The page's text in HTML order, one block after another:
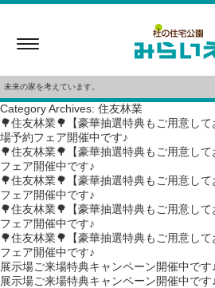
Toggle
未来の家を考えています。
Category Archives: 住友林業
🌳住友林業🌳【豪華抽選特典もご用意し
場予約フェア開催中です♪
🌳住友林業🌳【豪華抽選特典もご用意し
フェア開催中です♪
🌳住友林業🌳【豪華抽選特典もご用意し
フェア開催中です♪
🌳住友林業🌳【豪華抽選特典もご用意し
フェア開催中です♪
🌳住友林業🌳【豪華抽選特典もご用意し
フェア開催中です♪
展示場ご来場特典キャンペーン開催中です
展示場ご来場特典キャンペーン開催中です